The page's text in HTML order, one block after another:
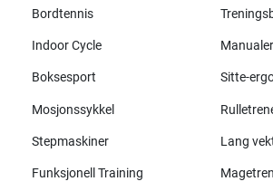
Bordtennis
Indoor Cycle Manualer
Boksesport Sitte-
Mosjonssykkel
Stepmaskiner Lang
Funksjonell Training